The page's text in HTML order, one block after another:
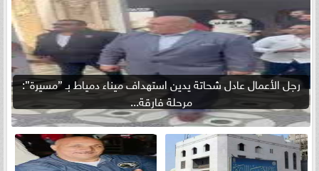
رجل الأعمال عادل شحاتة يدين استهداف ميناء دمياط بـ ”مسيرة”:
مرحلة فارقة...